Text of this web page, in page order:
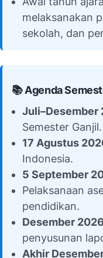
melaksanakan
sekolah, dan
📚 Agenda
Juli–Desember
Semester Ganjil.
17 Agustus
Indonesia.
5 September
Pelaksanaan
pendidikan.
Desember 2026
penyusunan
Akhir